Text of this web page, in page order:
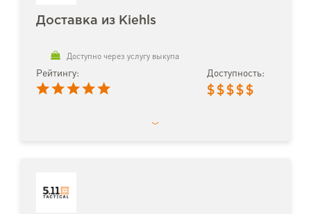
Доставка из Kiehls
Доступно через услугу выкупа
Рейтингу: Доступность:
$ $ $ $ $